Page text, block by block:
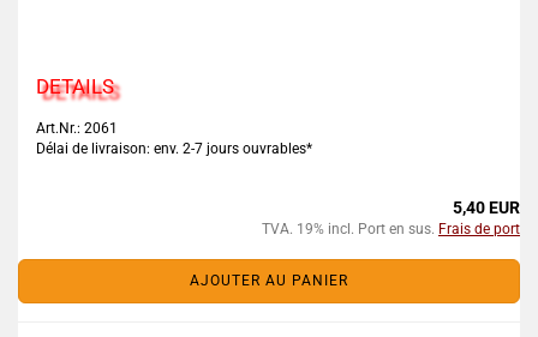
DETAILS
Art.Nr.: 2061
Délai de livraison: env. 2-7 jours ouvrables*
5,40 EUR
TVA. 19% incl. Port en sus. Frais de port
AJOUTER AU PANIER